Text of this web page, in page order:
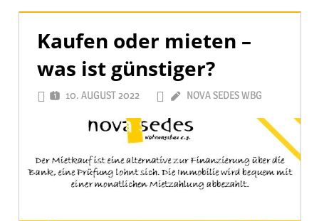
Kaufen oder mieten –
was ist günstiger?
10. AUGUST 2022 NOVA SEDES WBG